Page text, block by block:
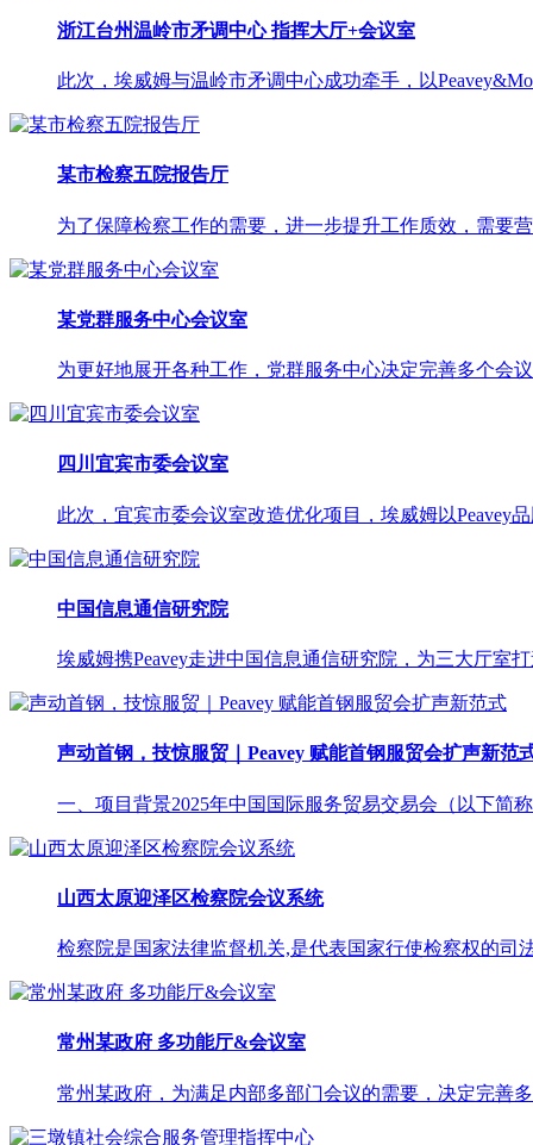
浙江台州温岭市矛调中心 指挥大厅+会议室
此次，埃威姆与温岭市矛调中心成功牵手，以
某市检察五院报告厅
为了保障检察工作的需要，进一步提升工作质效，需要
某党群服务中心会议室
为更好地展开各种工作，党群服务中心决定完善多个会
四川宜宾市委会议室
此次，宜宾市委会议室改造优化项目，埃威姆以Peavey
中国信息通信研究院
埃威姆携Peavey走进中国信息通信研究院，为三大厅室
声动首钢，技惊服贸｜Peavey 赋能首钢服贸会扩声新范
一、项目背景2025年中国国际服务贸易交易会（以下简
山西太原迎泽区检察院会议系统
检察院是国家法律监督机关,是代表国家行使检察权的司
常州某政府 多功能厅&会议室
常州某政府，为满足内部多部门会议的需要，决定完善